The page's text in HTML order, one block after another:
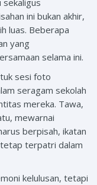
sekaligus
ini bukan akhir,
luas. Beberapa
yang
selama ini.
sesi foto
seragam sekolah
mereka. Tawa,
mewarnai
berpisah, ikatan
terpatri dalam
kelulusan, tetapi